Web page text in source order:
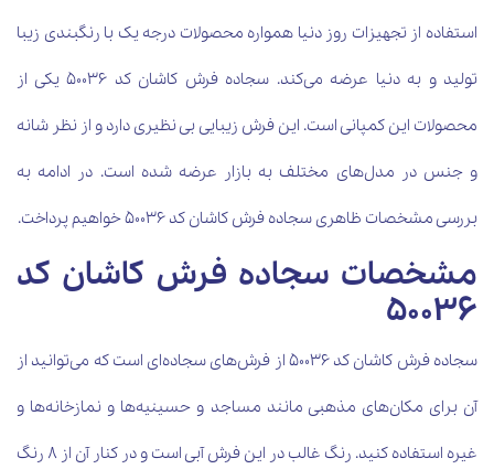
استفاده از تجهیزات روز دنیا همواره محصولات درجه یک با رنگبندی زیبا
تولید و به دنیا عرضه می‌کند. سجاده فرش کاشان کد 50036 یکی از
محصولات این کمپانی است. این فرش زیبایی بی نظیری دارد و از نظر شانه
و جنس در مدل‌های مختلف به بازار عرضه شده است. در ادامه به
بررسی مشخصات ظاهری سجاده فرش کاشان کد 50036 خواهیم پرداخت.
مشخصات سجاده فرش کاشان کد
50036
سجاده فرش کاشان کد 50036 از فرش‌های سجاده‌ای است که می‌توانید از
آن برای مکان‌های مذهبی مانند مساجد و حسینیه‌ها و نمازخانه‌ها و
غیره استفاده کنید. رنگ غالب در این فرش آبی است و در کنار آن از 8 رنگ